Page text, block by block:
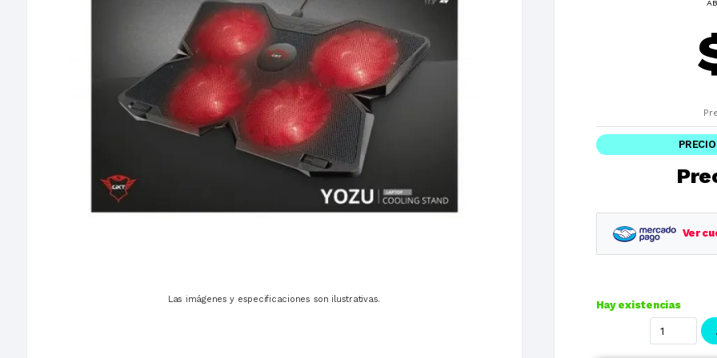
Las imágenes y especificaciones son ilustrativas.
Ver
1 cuotas
Hay existencias